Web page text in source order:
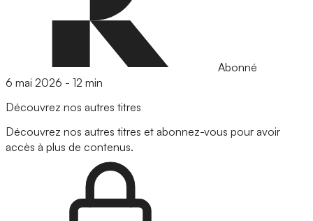
Abonné
6 mai 2026 - 12 min
Découvrez nos autres titres
Découvrez nos autres titres et abonnez-vous pour avoir
accès à plus de contenus.